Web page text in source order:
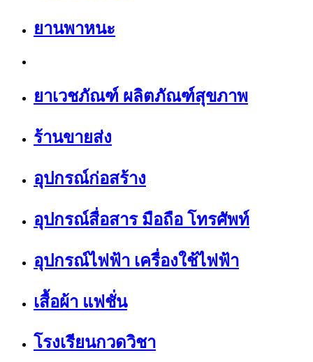
ยานพาหนะ
ยาเวชภัณฑ์ ผลิตภัณฑ์สุขภาพ
ร้านขายส่ง
อุปกรณ์ก่อสร้าง
อุปกรณ์สื่อสาร มือถือ โทรศัพท์
อุปกรณ์ไฟฟ้า เครื่องใช้ไฟฟ้า
เสื้อผ้า แฟชั่น
โรงเรียนกวดวิชา